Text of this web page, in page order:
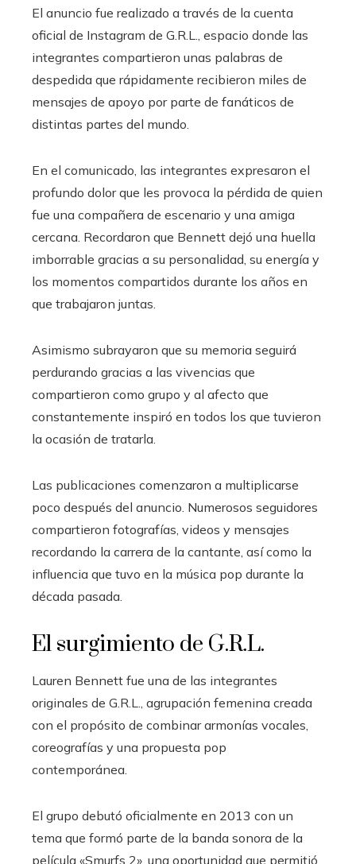
El anuncio fue realizado a través de la cuenta
oficial de Instagram de G.R.L., espacio donde las
integrantes compartieron unas palabras de
despedida que rápidamente recibieron miles de
mensajes de apoyo por parte de fanáticos de
distintas partes del mundo.
En el comunicado, las integrantes expresaron el
profundo dolor que les provoca la pérdida de quien
fue una compañera de escenario y una amiga
cercana. Recordaron que Bennett dejó una huella
imborrable gracias a su personalidad, su energía y
los momentos compartidos durante los años en
que trabajaron juntas.
Asimismo subrayaron que su memoria seguirá
perdurando gracias a las vivencias que
compartieron como grupo y al afecto que
constantemente inspiró en todos los que tuvieron
la ocasión de tratarla.
Las publicaciones comenzaron a multiplicarse
poco después del anuncio. Numerosos seguidores
compartieron fotografías, videos y mensajes
recordando la carrera de la cantante, así como la
influencia que tuvo en la música pop durante la
década pasada.
El surgimiento de G.R.L.
Lauren Bennett fue una de las integrantes
originales de G.R.L., agrupación femenina creada
con el propósito de combinar armonías vocales,
coreografías y una propuesta pop
contemporánea.
El grupo debutó oficialmente en 2013 con un
tema que formó parte de la banda sonora de la
película «Smurfs 2», una oportunidad que permitió